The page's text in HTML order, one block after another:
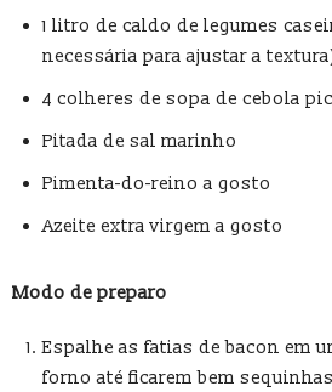
1 litro de caldo de legumes
necessária para ajustar a
4 colheres de sopa de cebola
Pitada de sal marinho
Pimenta-do-reino a gosto
Azeite extra virgem a gosto
Modo de preparo
Espalhe as fatias de bacon em
forno até ficarem bem